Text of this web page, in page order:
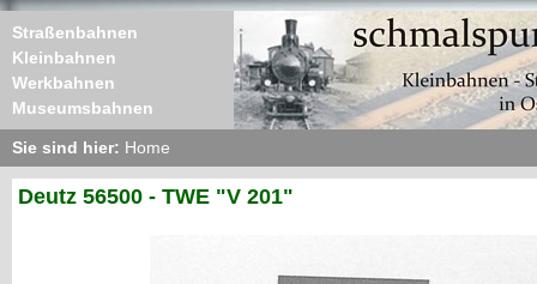
Straßenbahnen
Kleinbahnen
Werkbahnen
Museumsbahnen
Sie sind hier: Home
Deutz 56500 - TWE "V 201"